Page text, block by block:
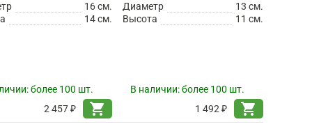
16 см.
14 см.
более 100 шт.
2 457 ₽
shopping_cart
Диаметр
13 см.
Высота
11 см.
В наличии:более 100 шт.
1 492 ₽
shopping_cart